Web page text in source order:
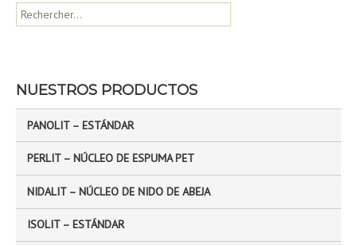
R
e
r
c
e
NUESTROS PRODUCTOS
PANOLIT – ESTÁNDAR
PERLIT – NÚCLEO DE ESPUMA PET
NIDALIT – NÚCLEO DE NIDO DE ABEJA
ISOLIT – ESTÁNDAR